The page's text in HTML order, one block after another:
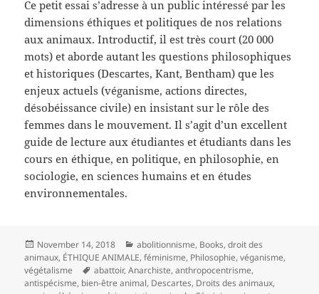
Ce petit essai s’adresse à un public intéressé par les
dimensions éthiques et politiques de nos relations
aux animaux. Introductif, il est très court (20 000
mots) et aborde autant les questions philosophiques
et historiques (Descartes, Kant, Bentham) que les
enjeux actuels (véganisme, actions directes,
désobéissance civile) en insistant sur le rôle des
femmes dans le mouvement. Il s’agit d’un excellent
guide de lecture aux étudiantes et étudiants dans les
cours en éthique, en politique, en philosophie, en
sociologie, en sciences humains et en études
environnementales.
Posted
on
November 14, 2018 Categories
abolitionnisme, Books,droit des
animaux, ÉTHIQUE ANIMALE,féminisme, Philosophie,véganisme,
végétalisme
Tags
abattoir,Anarchiste,anthropocentrisme,
antispécisme, bien-être animal, Descartes, Droits des animaux,